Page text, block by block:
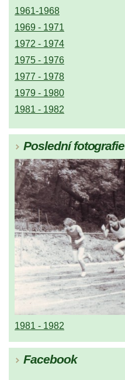
1961-1968
1969 - 1971
1972 - 1974
1975 - 1976
1977 - 1978
1979 - 1980
1981 - 1982
Poslední fotografie
1981 - 1982
Facebook